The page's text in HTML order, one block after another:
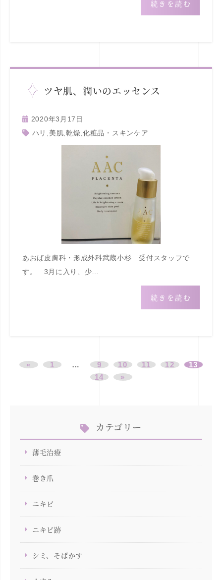
続きを読む
ツヤ肌、潤いのエッセンス
2020年3月17日
ハリ
美肌 乾燥 ,化粧品・スキンケア
あおば皮膚科・形成外科武蔵小杉 受付スタッフで
す。 3月に入り、少…
続きを読む
« 1 … 9 10 11 12
13
14
»
カテゴリー
薄毛治療
巻き爪
ニキビ
ニキビ跡
シミ、そばかす